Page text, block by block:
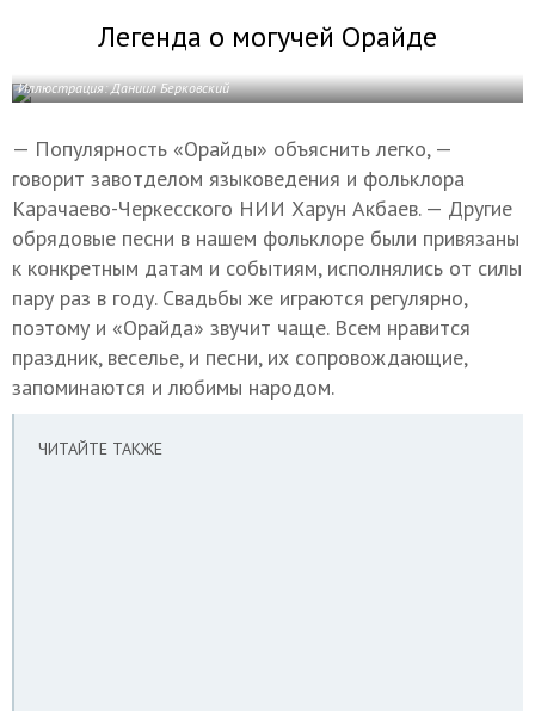
Легенда о могучей Орайде
Иллюстрация: Даниил Берковский
— Популярность «Орайды» объяснить легко, —
говорит завотделом языковедения и фольклора
Карачаево-Черкесского НИИ Харун Акбаев. — Другие
обрядовые песни в нашем фольклоре были привязаны
к конкретным датам и событиям, исполнялись от силы
пару раз в году. Свадьбы же играются регулярно,
поэтому и «Орайда» звучит чаще. Всем нравится
праздник, веселье, и песни, их сопровождающие,
запоминаются и любимы народом.
ЧИТАЙТЕ ТАКЖЕ